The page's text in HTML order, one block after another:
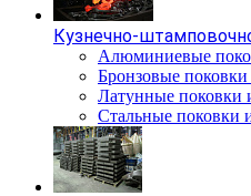
Кузнечно-
Алюминиевые
Бронзовые
Латунные поковки
Стальные поковки